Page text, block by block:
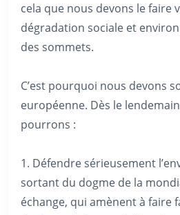
cela que nous devons le faire
dégradation sociale et
des sommets.
C’est pourquoi nous devons
européenne. Dès le
pourrons :
1. Défendre sérieusement
sortant du dogme de la
échange, qui amènent à faire